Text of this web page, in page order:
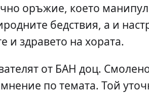
оръжие, което
бедствия, а и
и здравето на хората.
от БАН доц.
по темата. Той